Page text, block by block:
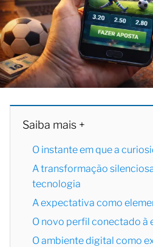
Saiba mais +
O instante em que a
A transformação
tecnologia
A expectativa como
O novo perfil conectado à
O ambiente digital como